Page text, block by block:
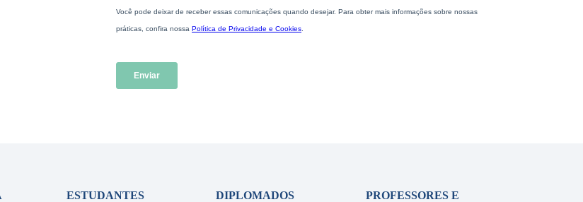
ESTUDANTES
DIPLOMADOS
PROFESSORES E